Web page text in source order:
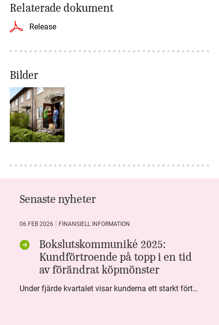
Relaterade dokument
Release
Bilder
Senaste nyheter
06 FEB 2026 FINANSIELL INFORMATION
Bokslutskommuniké 2025:
Kundförtroende på topp i en tid
av förändrat köpmönster
Under fjärde kvartalet visar kunderna ett starkt förtroende för Systembolaget. Nöjd Kund Index (NKI) når en ny rekordnivå och bidrar till att även helåret avslutar starkt. Arbetet med ansvarsfull försäljning ger tydliga resultat där ålderskontroller når sina högsta nivåer någonsin. Samtidigt fortsätter kundernas val att förändras. Allt fler väljer öl och drycker med lägre alkoholhalt. Vi ser också en lägre försäljningsvolym under kvartalet, en utveckling som ligger i linje med den långsiktiga minskningen i alkoholkonsumtionen i Sverige. De officiella konsumtionssiffrorna från CAN för 2025 kommer först under våren men försäljningssiffrorna pekar åt samma håll.